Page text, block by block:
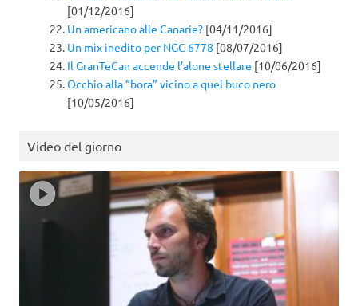
[01/12/2016]
Un americano alle Canarie? [04/11/2016]
Un mix inedito per NGC 6778 [08/07/2016]
Il GranTeCan accende l’alone stellare [10/06/2016]
Occhio alla “bora” vicino a quel buco nero
[10/05/2016]
Video del giorno